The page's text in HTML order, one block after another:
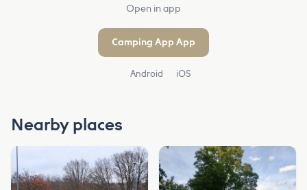
Open in app
Camping App App
Android iOS
Nearby places